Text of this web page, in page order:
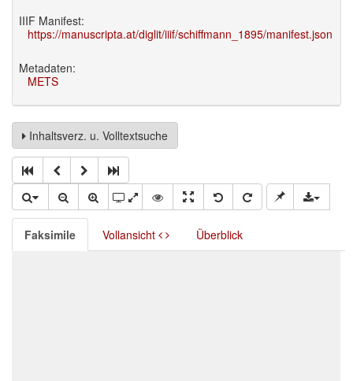
IIIF Manifest:
https://manuscripta.at/diglit/iiif/schiffmann_1895/manifest.json
Metadaten:
METS
Inhaltsverz. u. Volltextsuche
Faksimile Vollansicht Überblick